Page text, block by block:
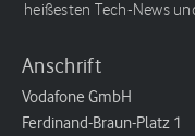
heißesten Tech-News
Anschrift
Vodafone GmbH
Ferdinand-Braun-Platz 1